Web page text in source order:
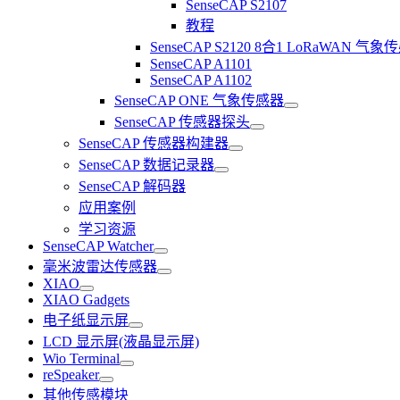
SenseCAP S2107
教程
SenseCAP S2120 8合1 LoRaWAN 气象
SenseCAP A1101
SenseCAP A1102
SenseCAP ONE 气象传感器
SenseCAP 传感器探头
SenseCAP 传感器构建器
SenseCAP 数据记录器
SenseCAP 解码器
应用案例
学习资源
SenseCAP Watcher
毫米波雷达传感器
XIAO
XIAO Gadgets
电子纸显示屏
LCD 显示屏(液晶显示屏)
Wio Terminal
reSpeaker
其他传感模块